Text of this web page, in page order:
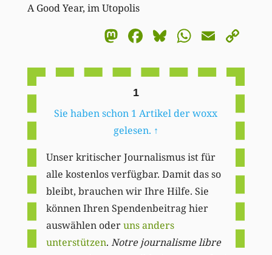
A Good Year, im Utopolis
Mastodon
Facebook
BlueskyEmail
1
Sie haben schon 1 Artikel der woxx
gelesen. ↑
Unser kritischer Journalismus ist für
alle kostenlos verfügbar. Damit das so
bleibt, brauchen wir Ihre Hilfe. Sie
können Ihren Spendenbeitrag hier
auswählen oderuns anders
unterstützen. Notre journalisme libre